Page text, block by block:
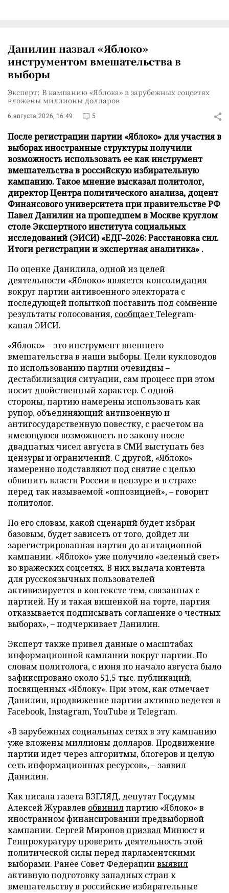
Данилин назвал «Яблоко»
инструментом вмешательства в
выборы
Эксперт: В кампанию «Яблока» в зарубежных соцсетях
вложены миллионы долларов
6 августа 2026, 16:49 5
После регистрации партии «Яблоко» для участия в
выборах иностранные структуры получили
возможность использовать ее как инструмент
вмешательства в российскую избирательную
кампанию. Такое мнение высказал политолог,
директор Центра политического анализа, доцент
Финансового университета при правительстве РФ
Павел Данилин на прошедшем в Москве круглом
столе Экспертного института социальных
исследований (ЭИСИ) «ЕДГ–2026: Расстановка сил.
Итоги регистрации и экспертная аналитика» .
По оценке Данилила, одной из целей
деятельности «Яблоко» является консолидация
вокруг партии антивоенного электората с
последующей попыткой поставить под сомнение
результаты голосования, сообщаетTelegram-
канал ЭИСИ.
«Яблоко» – это инструмент внешнего
вмешательства в наши выборы. Цели кукловодов
по использованию партии очевидны –
дестабилизация ситуации, сам процесс при этом
носит двойственный характер. С одной
стороны, партию намерены использовать как
рупор, объединяющий антивоенную и
антигосударственную повестку, с расчетом на
имеющуюся возможность по закону после
двадцатых чисел августа в СМИ выступать без
цензуры и ограничений. С другой, «Яблоко»
намеренно подставляют под снятие с целью
обвинить власти России в цензуре и в страхе
перед так называемой «оппозицией», – говорит
политолог.
По его словам, какой сценарий будет избран
базовым, будет зависеть от того, дойдет ли
зарегистрированная партия до агитационной
кампании. «Яблоко» уже получило «зеленый свет»
во вражеских соцсетях. В них выдача контента
для русскоязычных пользователей
активизируется в контексте тем, связанных с
партией. Ну и такая вишенкой на торте, партия
отказывается подписывать соглашение о честных
выборах», – подчеркивает Данилин.
Эксперт также привел данные о масштабах
информационной кампании вокруг партии. По
словам политолога, с июня по начало августа было
зафиксировано около 51,5 тыс. публикаций,
посвященных «Яблоку». При этом, как отмечает
Данилин, продвижение партии активно ведется в
Facebook, Instagram, YouTube и Telegram.
«В зарубежных социальных сетях в эту кампанию
уже вложены миллионы долларов. Продвижение
партии идет через алгоритмы, блогеров и целую
сеть информационных ресурсов», – заявил
Данилин.
Как писала газета ВЗГЛЯД, депутат Госдумы
Алексей Журавлев обвинилпартию «Яблоко» в
иностранном финансировании предвыборной
кампании. Сергей Миронов призвалМинюст и
Генпрокуратуру проверить деятельность этой
политической силы перед парламентскими
выборами. Ранее Совет Федерациивыявил
активную подготовку западных стран к
вмешательству в российские избирательные